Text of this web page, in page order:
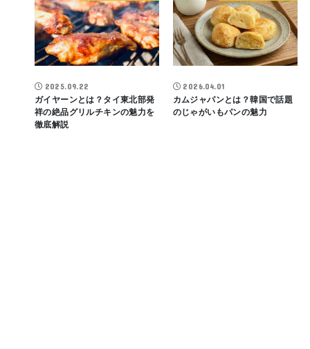
2025.09.22
ガイヤーンとは？タイ東北部発
祥の絶品グリルチキンの魅力を
徹底解説
2026.04.01
カムジャパンとは？韓国で話題
のじゃがいもパンの魅力